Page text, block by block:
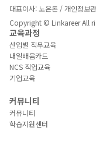
대표이사: 노은돈 / 개인정보
Copyright © Linkareer All
교육과정
산업별 직무교육
내일배움카드
NCS 직업교육
기업교육
커뮤니티
커뮤니티
학습지원센터